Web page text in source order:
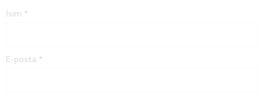
İsim *
E-posta *